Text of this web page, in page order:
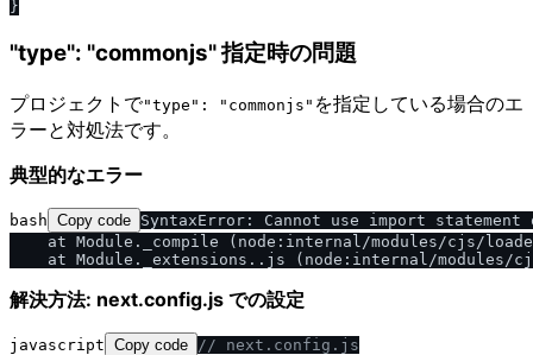
"type": "commonjs" 指定時の問題
プロジェクトで"type": "commonjs" を指定している場合のエ
ラーと対処法です。
典型的なエラー
bash Copy code SyntaxError: Cannot use import statement
at Module._compile (node:internal/modules/cjs/
解決方法: next.config.js での設定
javascript Copy code / / next.config.js